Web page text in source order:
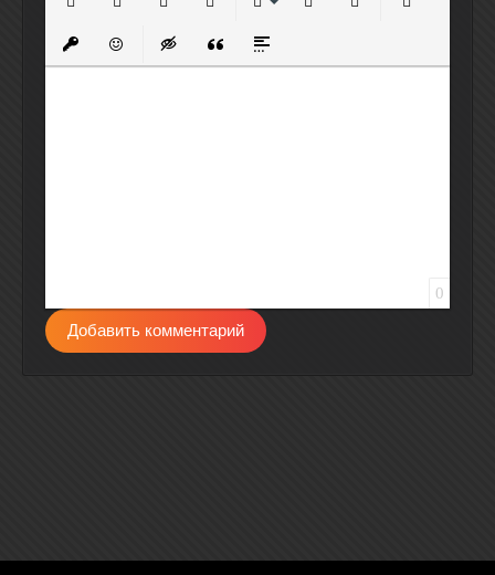
Вставить защищенную ссылку
Вставить смайлик
Вставка скрытого текста
Вставка цитаты
Вставка спойлера
0
Добавить комментарий